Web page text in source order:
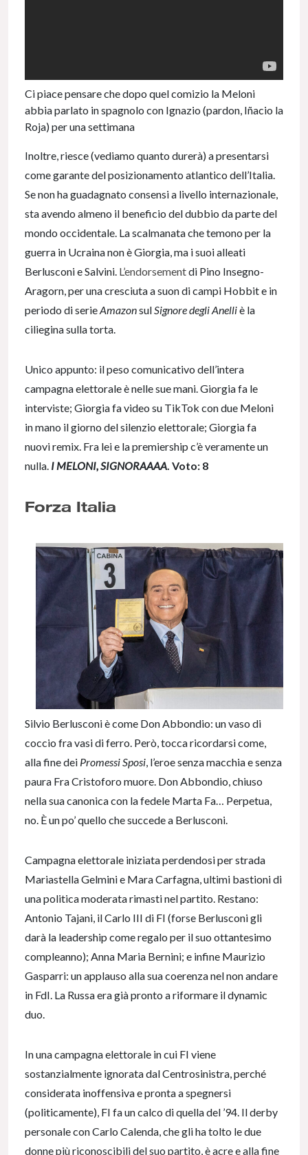
Ci piace pensare che dopo quel comizio la Meloni
abbia parlato in spagnolo con Ignazio (pardon, Iñacio la
Roja) per una settimana
Inoltre, riesce (vediamo quanto durerà) a presentarsi
come garante del posizionamento atlantico dell’Italia.
Se non ha guadagnato consensi a livello internazionale,
sta avendo almeno il beneficio del dubbio da parte del
mondo occidentale. La scalmanata che temono per la
guerra in Ucraina non è Giorgia, ma i suoi alleati
Berlusconi e Salvini. L’endorsementdi Pino Insegno-
Aragorn, per una cresciuta a suon di campi Hobbit e in
periodo di serieAmazonsulSignore degli Anelliè la
ciliegina sulla torta.
Unico appunto: il peso comunicativo dell’intera
campagna elettorale è nelle sue mani. Giorgia fa le
interviste; Giorgia fa video su TikTok con due Meloni
in mano il giorno del silenzio elettorale; Giorgia fa
nuovi remix. Fra lei e la premiership c’è veramente un
nulla. I MELONI, SIGNORAAAA. Voto: 8
Forza Italia
Silvio Berlusconi è come Don Abbondio: un vaso di
coccio fra vasi di ferro. Però, tocca ricordarsi come,
alla fine dei Promessi Sposi, l’eroe senza macchia e senza
paura Fra Cristoforo muore. Don Abbondio, chiuso
nella sua canonica con la fedele Marta Fa… Perpetua,
no. È un po’ quello che succede a Berlusconi.
Campagna elettorale iniziata perdendosi per strada
Mariastella Gelmini e Mara Carfagna, ultimi bastioni di
una politica moderata rimasti nel partito. Restano:
Antonio Tajani, il Carlo III di FI (forse Berlusconi gli
darà la leadership come regalo per il suo ottantesimo
compleanno); Anna Maria Bernini; e infine Maurizio
Gasparri: un applauso alla sua coerenza nel non andare
in FdI. La Russa era già pronto a riformare il dynamic
duo.
In una campagna elettorale in cui FI viene
sostanzialmente ignorata dal Centrosinistra, perché
considerata inoffensiva e pronta a spegnersi
(politicamente), FI fa un calco di quella del ’94. Il derby
personale con Carlo Calenda, che gli ha tolto le due
donne più riconoscibili del suo partito, è acre e alla fine